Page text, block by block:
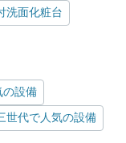
洗面化粧台
の設備
世代で人気の設備